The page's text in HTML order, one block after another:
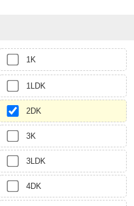
1K
1LDK
2DK
3K
3LDK
4DK